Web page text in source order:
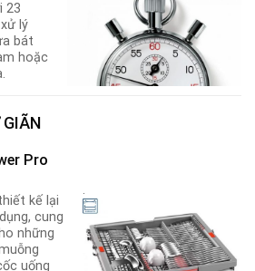
23
lý
bát
hoặc
Pro
kế lại
cung
những
uống
.